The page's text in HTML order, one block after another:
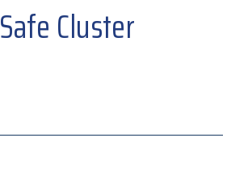
Safe Cluster